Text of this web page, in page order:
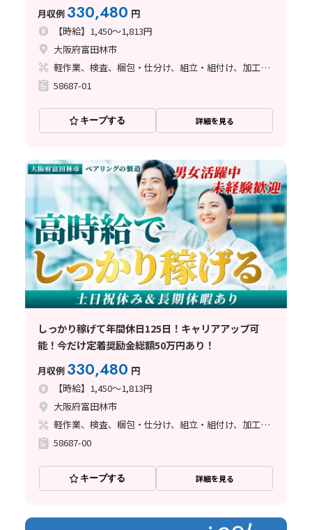
月収例 330,480 円
【時給】1,450～1,813円
大阪府富田林市
軽作業、検査、梱包・仕分け、組立・組付け、加工、マシンオペレーター、フォークリフト、座り作業、立ち作業、バリ取り
58687-01
キープする 詳細を見る
しっかり稼げて年間休日125日！キャリアアップ可
能！今だけ定着奨励金総額50万円あり！
月収例 330,480 円
【時給】1,450～1,813円
大阪府富田林市
軽作業、検査、梱包・仕分け、組立・組付け、加工、マシンオペレーター、フォークリフト、座り作業、立ち作業、バリ取り
58687-00
キープする 詳細を見る